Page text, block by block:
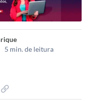
5 min. de leitura